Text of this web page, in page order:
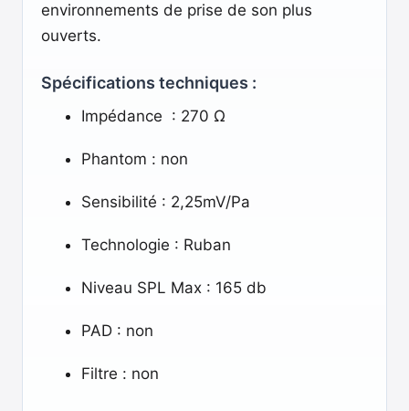
environnements de prise de son plus
ouverts.
Spécifications techniques :
Impédance : 270 Ω
Phantom : non
Sensibilité : 2,25mV/Pa
Technologie : Ruban
Niveau SPL Max : 165 db
PAD : non
Filtre : non